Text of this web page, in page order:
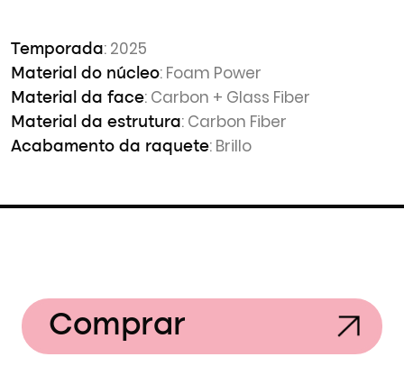
Temporada: 2025
Material do núcleo: Foam Power
Material da face: Carbon + Glass Fiber
Material da estrutura: Carbon Fiber
Acabamento da raquete: Brillo
Comprar